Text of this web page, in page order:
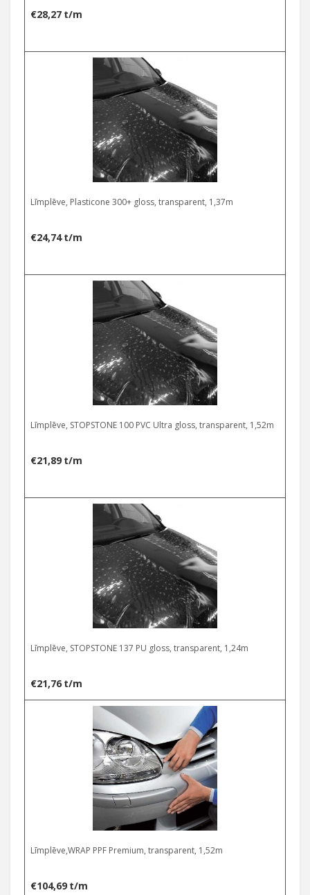
€28,27 t/m
Līmplēve, Plasticone 300+ gloss, transparent, 1,37m
€24,74 t/m
Līmplēve, STOPSTONE 100 PVC Ultra gloss, transparent, 1,52m
€21,89 t/m
Līmplēve, STOPSTONE 137 PU gloss, transparent, 1,24m
€21,76 t/m
Līmplēve,WRAP PPF Premium, transparent, 1,52m
€104,69 t/m